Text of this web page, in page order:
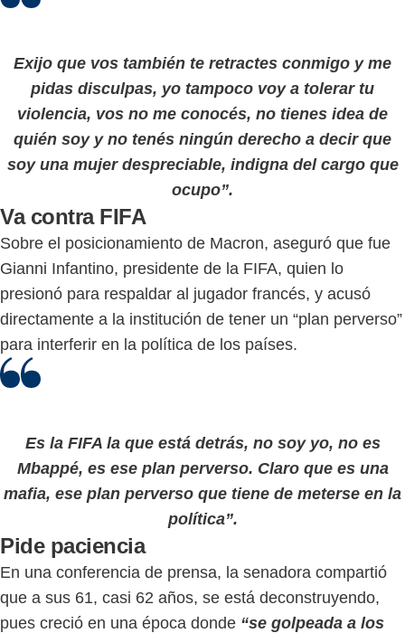
Exijo que vos también te retractes conmigo y me
pidas disculpas, yo tampoco voy a tolerar tu
violencia, vos no me conocés, no tienes idea de
quién soy y no tenés ningún derecho a decir que
soy una mujer despreciable, indigna del cargo que
ocupo”.
Va contra FIFA
Sobre el posicionamiento de Macron, aseguró que fue
Gianni Infantino, presidente de la FIFA, quien lo
presionó para respaldar al jugador francés, y acusó
directamente a la institución de tener un “plan perverso”
para interferir en la política de los países.
Es la FIFA la que está detrás, no soy yo, no es
Mbappé, es ese plan perverso. Claro que es una
mafia, ese plan perverso que tiene de meterse en la
política”.
Pide paciencia
En una conferencia de prensa, la senadora compartió
que a sus 61, casi 62 años, se está deconstruyendo,
pues creció en una época donde “se golpeada a los